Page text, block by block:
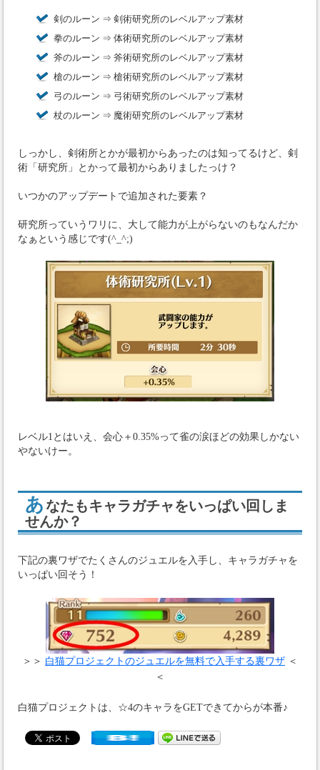
剣のルーン ⇒ 剣術研究所のレベルアップ素材
拳のルーン ⇒ 体術研究所のレベルアップ素材
斧のルーン ⇒ 斧術研究所のレベルアップ素材
槍のルーン ⇒ 槍術研究所のレベルアップ素材
弓のルーン ⇒ 弓術研究所のレベルアップ素材
杖のルーン ⇒ 魔術研究所のレベルアップ素材
しっかし、剣術所とかが最初からあったのは知ってるけど、剣
術「研究所」とかって最初からありましたっけ？
いつかのアップデートで追加された要素？
研究所っていうワリに、大して能力が上がらないのもなんだか
なぁという感じです(^_^;)
レベル1とはいえ、会心＋0.35%って雀の涙ほどの効果しかない
やないけー。
あ なたもキャラガチャをいっぱい回しま
せんか？
下記の裏ワザでたくさんのジュエルを入手し、キャラガチャを
いっぱい回そう！
＞＞ 白猫プロジェクトのジュエルを無料で入手する裏ワザ＜
＜
白猫プロジェクトは、☆4のキャラをGETできてからが本番♪